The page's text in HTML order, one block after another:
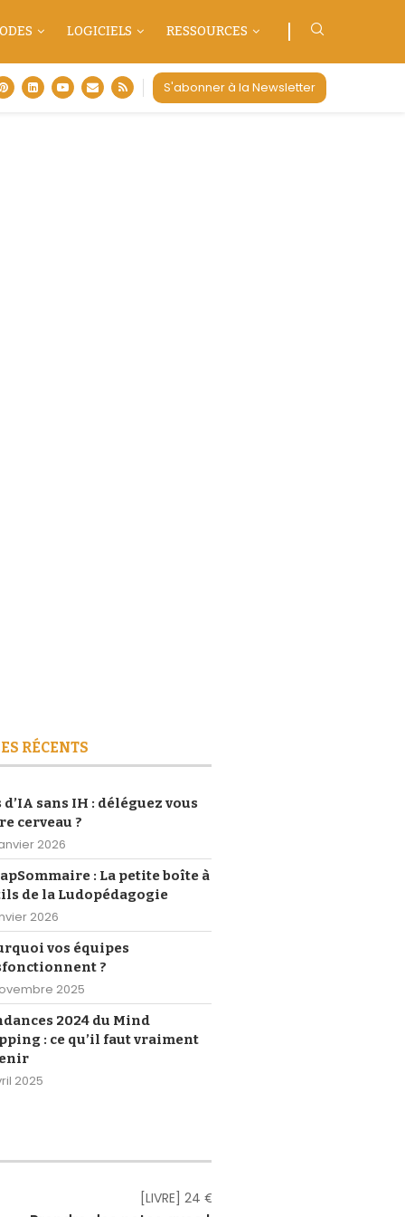
LOGICIELS RESSOURCES
S'abonner à la Newsletter
RÉCENTS
d’IA sans IH : déléguez vous
cerveau ?
2026
: La petite boîte à
de la Ludopédagogie
2026
vos équipes
?
2025
2024 du Mind
: ce qu’il faut vraiment
2025